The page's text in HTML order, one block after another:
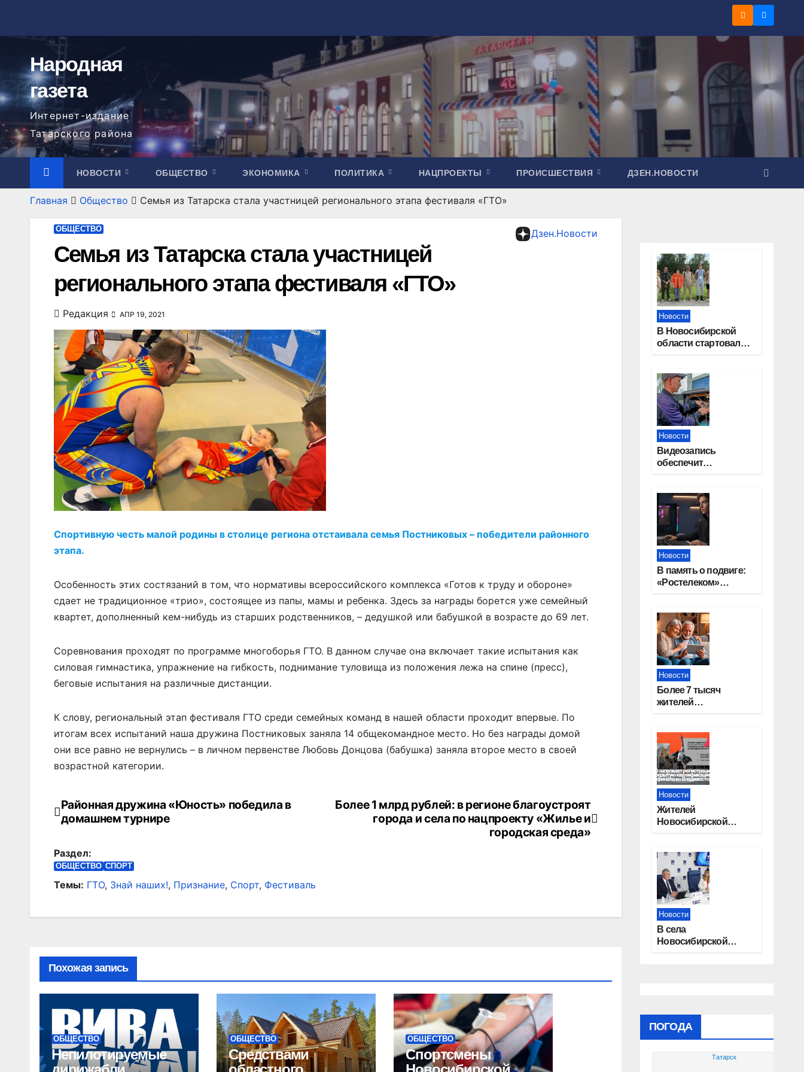
содержимому
Народная
газета
Интернет-издание
Татарского района
НОВОСТИ ОБЩЕСТВО ЭКОНОМИКА ПОЛИТИКА НАЦПРОЕКТЫ ПРОИСШЕСТВИЯ ДЗЕН.НОВОСТИ
Главная Общество Семья из Татарска стала участницей регионального этапа фестиваля «ГТО»
Дзен.Новости
ОБЩЕСТВО
Семья из Татарска стала участницей
регионального этапа фестиваля «ГТО»
Редакция АПР 19, 2021
Спортивную честь малой родины в столице региона отстаивала семья Постниковых – победители районного
этапа.
Особенность этих состязаний в том, что нормативы всероссийского комплекса «Готов к труду и обороне»
сдает не традиционное «трио», состоящее из папы, мамы и ребенка. Здесь за награды борется уже семейный
квартет, дополненный кем-нибудь из старших родственников, – дедушкой или бабушкой в возрасте до 69 лет.
Соревнования проходят по программе многоборья ГТО. В данном случае она включает такие испытания как
силовая гимнастика, упражнение на гибкость, поднимание туловища из положения лежа на спине (пресс),
беговые испытания на различные дистанции.
К слову, региональный этап фестиваля ГТО среди семейных команд в нашей области проходит впервые. По
итогам всех испытаний наша дружина Постниковых заняла 14 общекомандное место. Но без награды домой
они все равно не вернулись – в личном первенстве Любовь Донцова (бабушка) заняла второе место в своей
возрастной категории.
Навигация
записям
Более 1 млрд рублей: в регионе благоустроят
города и села по нацпроекту «Жилье и
городская среда»
Районная дружина «Юность» победила в
домашнем турнире
Раздел:
ОБЩЕСТВО СПОРТ
Темы: ГТО, Знай наших!, Признание, Спорт, Фестиваль
Похожая запись
ОБЩЕСТВО
Непилотируемые
ОБЩЕСТВО
Средствами
ОБЩЕСТВО
Спортсмены
Новости
В Новосибирской
области стартовал
Новости
Видеозапись
обеспечит
Новосибирской
области
Новости
В память о подвиге:
«Ростелеком»
за Москву»
Новости
Более 7 тысяч
жителей
увеличение пенсии
после 80 лет
Новости
Жителей
Новосибирской
квалификацию
премии «КАРДО»
Новости
В села
Новосибирской
ПОГОДА
Татарск